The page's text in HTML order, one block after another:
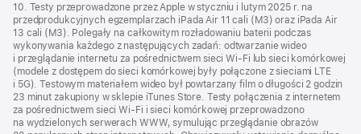
10. Testy przeprowadzone przez Apple w styczniu i lutym 2025 r. na
przedprodukcyjnych egzemplarzach iPada Air 11 cali (M3) oraz iPada Air
13 cali (M3). Polegały na całkowitym rozładowaniu baterii podczas
wykonywania każdego z następujących zadań: odtwarzanie wideo
i przeglądanie internetu za pośrednictwem sieci Wi‑Fi lub sieci komórkowej
(modele z dostępem do sieci komórkowej były połączone z sieciami LTE
i 5G). Testowym materiałem wideo był powtarzany film o długości 2 godzin
23 minut zakupiony w sklepie iTunes Store. Testy połączenia z internetem
za pośrednictwem sieci Wi‑Fi i sieci komórkowej przeprowadzono
na wydzielonych serwerach WWW, symulując przeglądanie obrazów